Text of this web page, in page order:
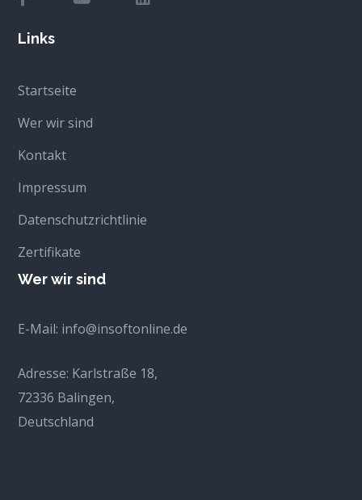
Links
Startseite
Wer wir sind
Kontakt
Impressum
Datenschutzrichtlinie
Zertifikate
Wer wir sind
E-Mail: info@insoftonline.de
Adresse: Karlstraße 18,
72336 Balingen,
Deutschland